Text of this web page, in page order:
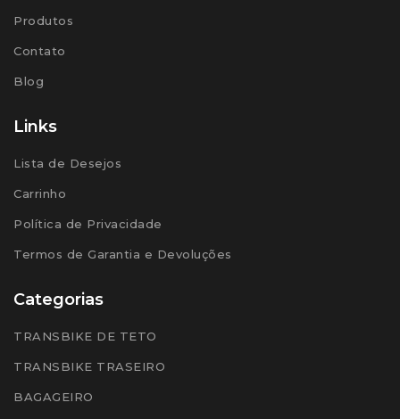
Produtos
Contato
Blog
Links
Lista de Desejos
Carrinho
Política de Privacidade
Termos de Garantia e Devoluções
Categorias
TRANSBIKE DE TETO
TRANSBIKE TRASEIRO
BAGAGEIRO